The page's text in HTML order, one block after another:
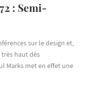
: Semi-
sur le design et,
haut dès
Marks met en effet une